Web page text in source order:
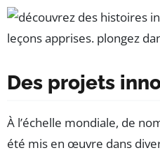
Des projets
À l’échelle mondiale, de
été mis en œuvre dans